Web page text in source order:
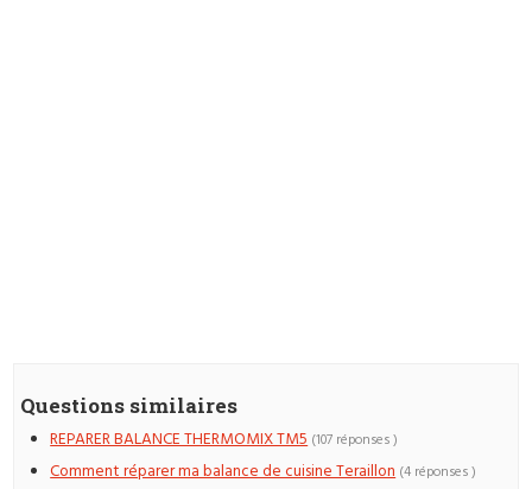
Questions similaires
REPARER BALANCE THERMOMIX TM5 (107 réponses )
Comment réparer ma balance de cuisine Teraillon (4 réponses )